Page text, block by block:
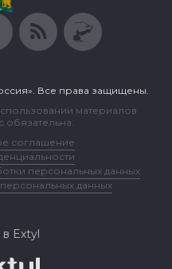
Все права защищены.
материалов
обязательна.
соглашение
персональных данных
данных
Extyl